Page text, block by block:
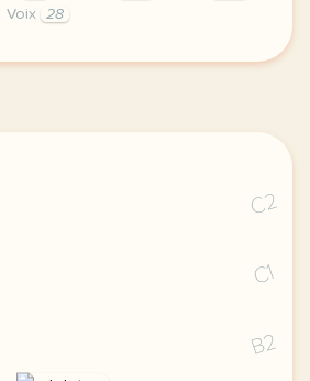
Voix 28
accepter le respect de votre vie
C2
C1
B2